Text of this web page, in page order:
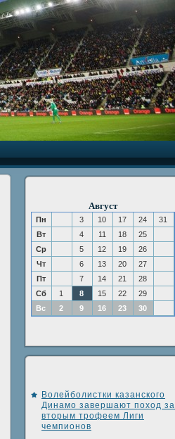
Август
Пн 3 10 17 24
31
Вт
4 11 18
25
Ср
5 12 19
26
Чт
6 13 20
27
Пт
7 14 21
28
Сб
1 8 15 22
29
Вс
2 9 16 23 30
Волейболистки казанского
Динамо завершают поход за
вторым трофеем Лиги
чемпионов